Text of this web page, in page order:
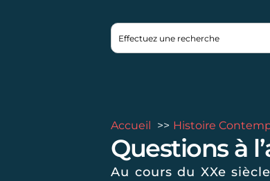
Accueil Histoire
Questions à
Au cours du XXe